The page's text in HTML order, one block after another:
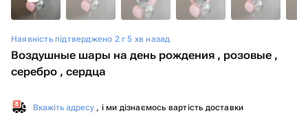
Наявність підтверджено 2 г 5 хв назад
Воздушные шары на день рождения , розовые ,
серебро , сердца
Вкажіть адресу , і ми дізнаємось вартість доставки